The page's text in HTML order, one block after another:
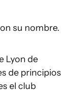
su nombre.
Lyon de
de principios
el club